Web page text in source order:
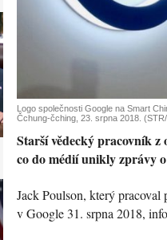
Logo společnosti Google na Smart
Čchung-čching, 23. srpna 2018.
Starší vědecký pracovník z
co do médií unikly zprávy
Jack Poulson, který
v Google 31. srpna 2018,